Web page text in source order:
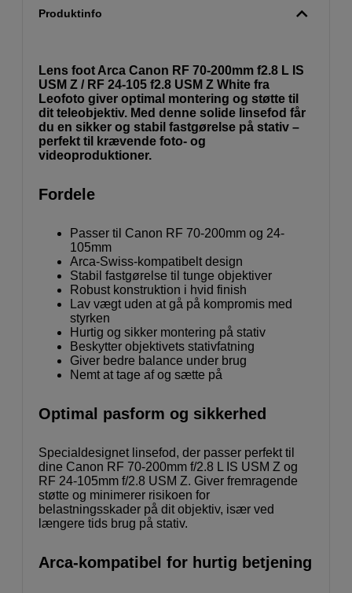
Produktinfo
Lens foot Arca Canon RF 70-200mm f2.8 L IS
USM Z / RF 24-105 f2.8 USM Z White fra
Leofoto giver optimal montering og støtte til
dit teleobjektiv. Med denne solide linsefod får
du en sikker og stabil fastgørelse på stativ –
perfekt til krævende foto- og
videoproduktioner.
Fordele
Passer til Canon RF 70-200mm og 24-
105mm
Arca-Swiss-kompatibelt design
Stabil fastgørelse til tunge objektiver
Robust konstruktion i hvid finish
Lav vægt uden at gå på kompromis med
styrken
Hurtig og sikker montering på stativ
Beskytter objektivets stativfatning
Giver bedre balance under brug
Nemt at tage af og sætte på
Optimal pasform og sikkerhed
Specialdesignet linsefod, der passer perfekt til
dine Canon RF 70-200mm f/2.8 L IS USM Z og
RF 24-105mm f/2.8 USM Z. Giver fremragende
støtte og minimerer risikoen for
belastningsskader på dit objektiv, især ved
længere tids brug på stativ.
Arca-kompatibel for hurtig betjening